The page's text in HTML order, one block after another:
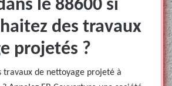
le 88600 si
des travaux
projetés ?
travaux de nettoyage projeté à